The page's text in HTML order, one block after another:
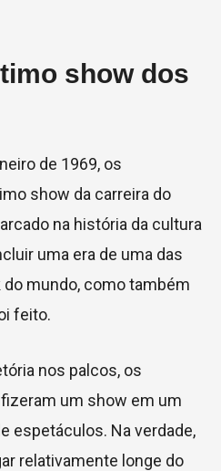
show dos
de 1969, os
show da carreira do
na história da cultura
uma era de uma das
mundo, como também
feito.
nos palcos, os
um show em um
espetáculos. Na verdade,
relativamente longe do